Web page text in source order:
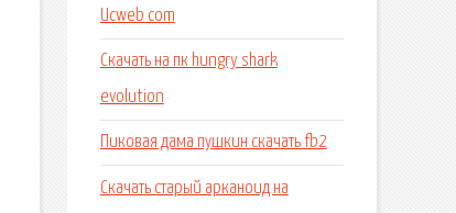
Ucweb com
Скачать на пк hungry shark
evolution
Пиковая дама пушкин скачать fb2
Скачать старый арканоид на